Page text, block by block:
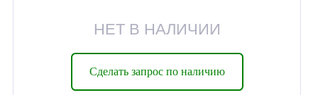
НЕТ В НАЛИЧИИ
Сделать запрос по наличию